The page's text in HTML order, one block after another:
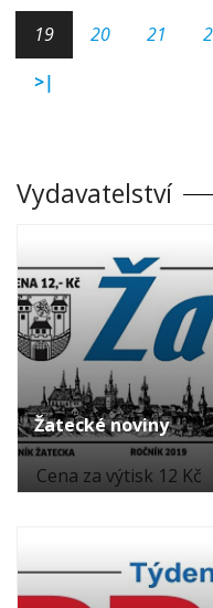
19
20 21
>|
Vydavatelství
Žatecké noviny
Cena za výtisk 12 Kč